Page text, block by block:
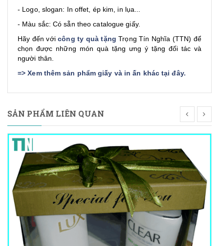
- Logo, slogan: In offet, ép kim, in lụa...
- Màu sắc: Có sẵn theo catalogue giấy.
Hãy đến vớicông ty quà tặng Trọng Tín Nghĩa (TTN) để
chọn được những món quà tặng ưng ý tặng đối tác và
người thân.
=>Xem thêm sản phẩm giấy và in ấn khác tại đây.
SẢN PHẨM LIÊN QUAN